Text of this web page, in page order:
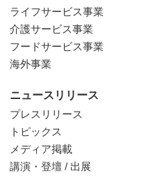
ライフサービス事業
介護サービス事業
フードサービス事業
海外事業
ニュースリリース
プレスリリース
トピックス
メディア掲載
講演・登壇 / 出展